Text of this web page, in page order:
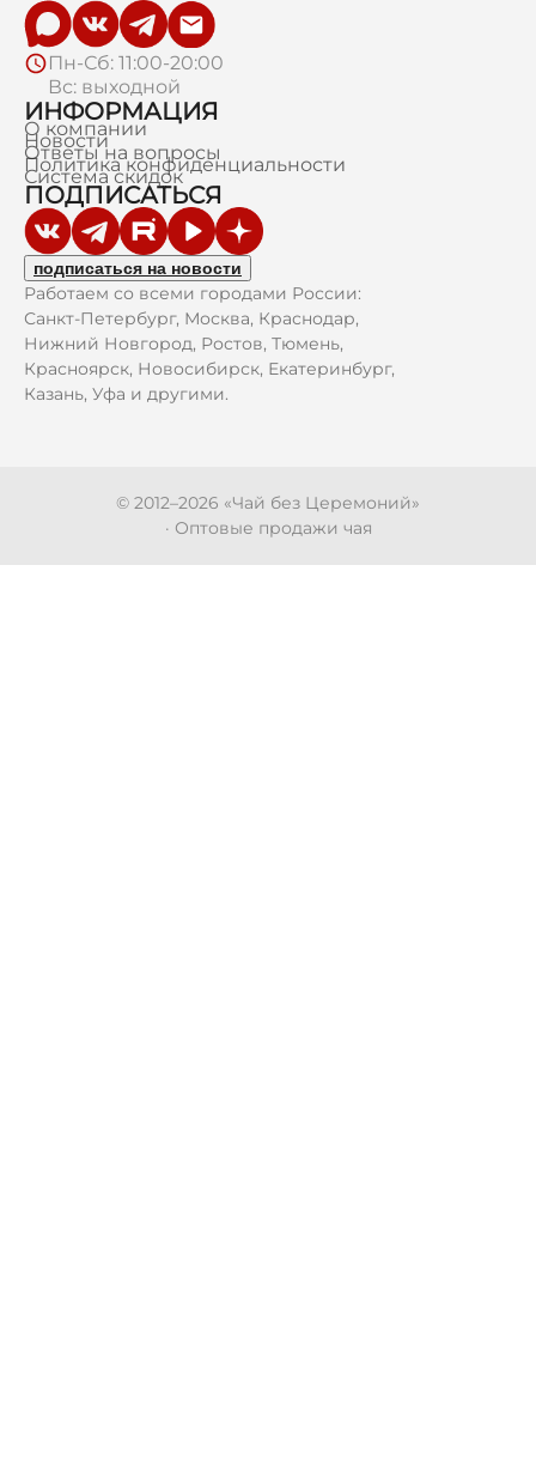
Пн-Сб: 11:00-20:00
Вс: выходной
ИНФОРМАЦИЯ
О компании
Новости
Ответы на вопросы
Политика конфиденциальности
Система скидок
ПОДПИСАТЬСЯ
подписаться на новости
Работаем со всеми городами России:
Санкт-Петербург, Москва, Краснодар,
Нижний Новгород, Ростов, Тюмень,
Красноярск, Новосибирск, Екатеринбург,
Казань, Уфа и другими.
© 2012–2026 «Чай без Церемоний»
· Оптовые продажи чая